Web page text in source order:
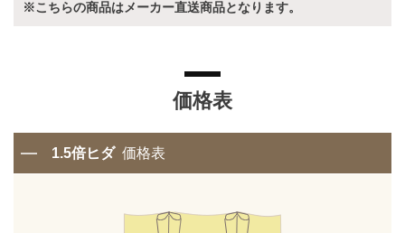
※こちらの商品はメーカー直送商品となります。
価格表
1.5倍ヒダ 価格表